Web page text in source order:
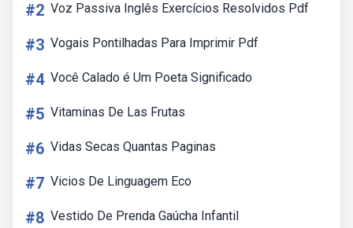
#2 Voz Passiva Inglês Exercícios Resolvidos Pdf
#3 Vogais Pontilhadas Para Imprimir Pdf
#4 Você Calado é Um Poeta Significado
#5 Vitaminas De Las Frutas
#6 Vidas Secas Quantas Paginas
#7 Vicios De Linguagem Eco
#8 Vestido De Prenda Gaúcha Infantil